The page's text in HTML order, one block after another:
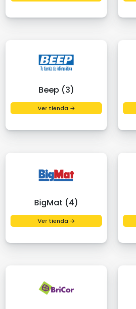
Beep (3)
Ver tienda →
BigMat (4)
Ver tienda →